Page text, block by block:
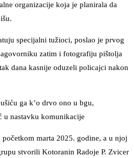
organizacije koja je planirala da
specijalni tužioci, poslao je prvog
zatim i fotografiju pištolja
dana kasnije oduzeli policajci nakon
ga k’o drvo ono u bgu,
nastavku komunikacije
marta 2025. godine, a u njoj
stvorili Kotoranin Radoje P. Zvicer